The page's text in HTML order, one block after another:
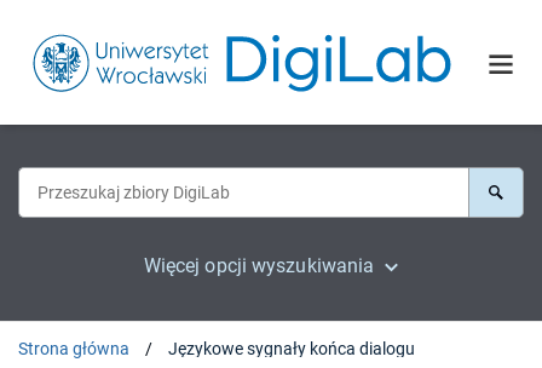
Więcej opcji wyszukiwania
Strona główna Językowe sygnały końca dialogu